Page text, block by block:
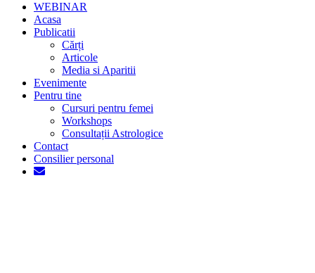
WEBINAR
Acasa
Publicatii
Cărți
Articole
Media si Aparitii
Evenimente
Pentru tine
Cursuri pentru femei
Workshops
Consultații Astrologice
Contact
Consilier personal